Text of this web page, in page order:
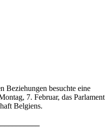
Beziehungen besuchte eine
7. Februar, das Parlament
Belgiens.